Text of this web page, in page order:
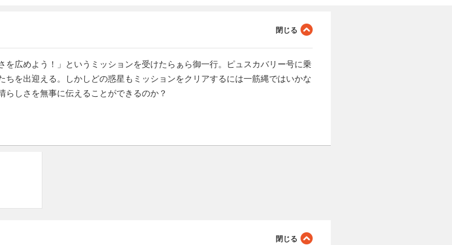
を広めよう！」というミッションを受けたらぁら御一行。ピュスカバリー号に乗
を出迎える。しかしどの惑星もミッションをクリアするには一筋縄ではいかな
しさを無事に伝えることができるのか？